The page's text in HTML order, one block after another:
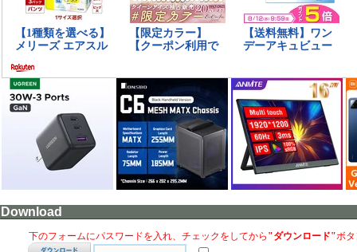
Download
下のフォームにパスワードを入れ、チェックをしてから "ダウンロード"ボ